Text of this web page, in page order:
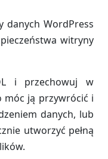
danych WordPress
witryny
i przechowuj w
móc ją przywrócić i
danych, lub
utworzyć pełną